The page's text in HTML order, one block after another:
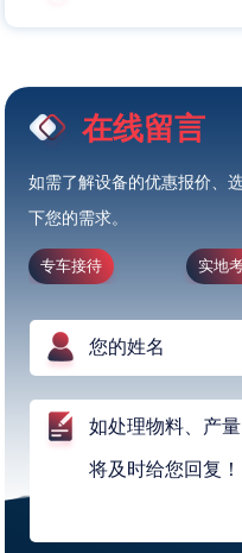
在线留言
如需了解设备的优惠报价、
下您的需求。
专车接待 实地